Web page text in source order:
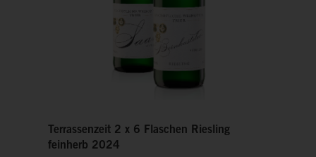
Terrassenzeit 2 x 6 Flaschen Riesling
feinherb 2024